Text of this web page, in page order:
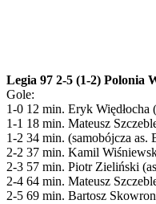
Legia 97 2-5 (1-2) Polonia
Gole:
1-0 12 min. Eryk Więdłocha
1-1 18 min. Mateusz
1-2 34 min. (samobójcza as.
2-2 37 min. Kamil
2-3 57 min. Piotr Zieliński
2-4 64 min. Mateusz
2-5 69 min. Bartosz